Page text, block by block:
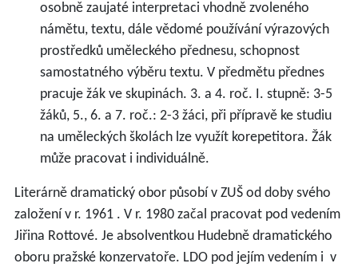
osobně zaujaté interpretaci vhodně zvoleného
námětu, textu, dále vědomé používání výrazových
prostředků uměleckého přednesu, schopnost
samostatného výběru textu. V předmětu přednes
pracuje žák ve skupinách. 3. a 4. roč. I. stupně: 3-5
žáků, 5., 6. a 7. roč.: 2-3 žáci, při přípravě ke studiu
na uměleckých školách lze využít korepetitora. Žák
může pracovat i individuálně.
Literárně dramatický obor působí v ZUŠ od doby svého
založení v r. 1961 . V r. 1980 začal pracovat pod vedením
Jiřina Rottové. Je absolventkou Hudebně dramatického
oboru pražské konzervatoře. LDO pod jejím vedením i v